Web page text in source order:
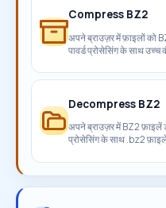
Compress BZ2
अपने ब्राउज़र में फ़ाइलों को
पावर्ड प्रोसेसिंग के साथ
Decompress BZ2
अपने ब्राउज़र में BZ2
प्रोसेसिंग के साथ .bz2